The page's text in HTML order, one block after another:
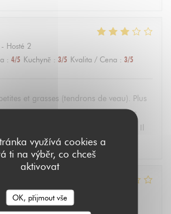
využívá cookies a
ti na výběr, co chceš
aktivovat
OK, přijmout vše
Hosté 2
: 4/5 Kuchyně : 3/5 Kvalita / Cena : 3/5
et grasses (tendrons de veau). Plus
dessert et café ne sont jamais venus
Mais service très sympa malgré tout. Il
les jours de salon!
Hosté 3
: 1/5 Kuchyně: 4/5 Kvalita / Cena